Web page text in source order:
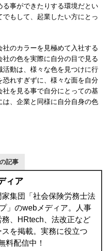
事ができたりする環境だとい
もして、起業したい方にとっ
のカラーを見極めて入社する
の色を実際に自分の目で見る
動は、様々な色を見つけに行
恐れすぎずに、様々な面を自分
を見る事で自分にとっての基
、企業と同様に自分自身の色
記事
ィア
家集団「社会保険労務士法
」のwebメディア。人事
、HRtech、法改正など
を掲載。実務に役立つ
料配信中！